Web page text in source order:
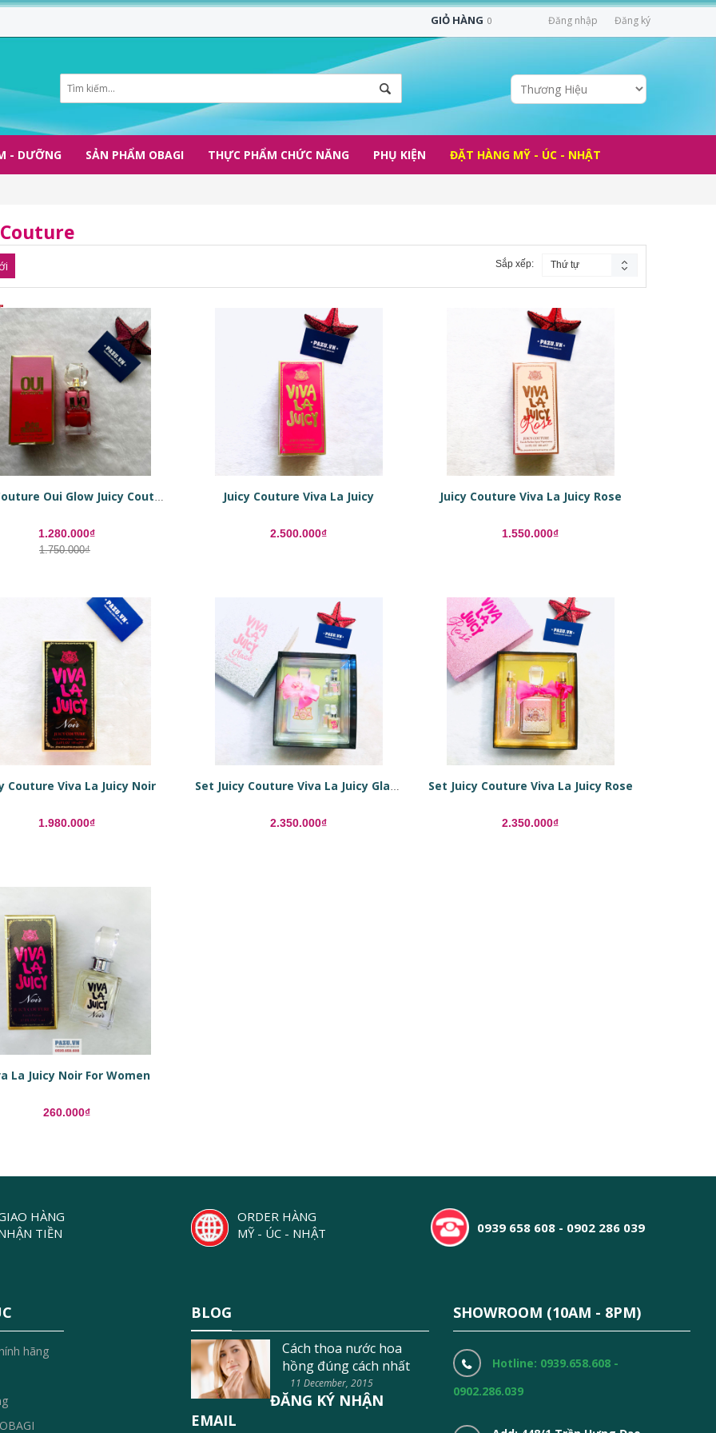
Đăng nhập Đăng ký
GIỎ HÀNG 0
- DƯỠNG SẢN PHẨM OBAGI THỰC PHẨM CHỨC NĂNG PHỤ KIỆN ĐẶT HÀNG MỸ - ÚC - NHẬT
Sắp xếp: Thứ tự
Juicy Couture Oui Glow Juicy Couture For Women
1.280.000₫
1.750.000₫
Juicy Couture Viva La Juicy
2.500.000₫
Juicy Couture Viva La Juicy Rose
1.550.000₫
Couture Viva La Juicy Noir
1.980.000₫
Set Juicy Couture Viva La Juicy Glace
2.350.000₫
Set Juicy Couture Viva La Juicy Rose
2.350.000₫
La Juicy Noir For Women
260.000₫
HÀNG
TIỀN
ORDER HÀNG
MỸ - ÚC - NHẬT
0939 658 608 - 0902 286 039
hãng
BLOG
Cách thoa nước hoa
hồng đúng cách nhất
11 December, 2015
ĐĂNG KÝ NHẬN
EMAIL
SHOWROOM (10AM - 8PM)
Hotline: 0939.658.608 -
0902.286.039